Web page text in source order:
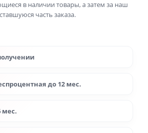
в наличии товары, а затем за наш
часть заказа.
до 12 мес.
мес.